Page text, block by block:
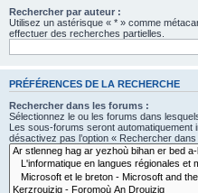
Rechercher par auteur :
Utilisez un astérisque « * » comme
effectuer des recherches partielles.
PRÉFÉRENCES DE LA RECHERCHE
Rechercher dans les forums :
Sélectionnez le ou les forums dans
Les sous-forums seront
désactivez pas l’option « Rechercher